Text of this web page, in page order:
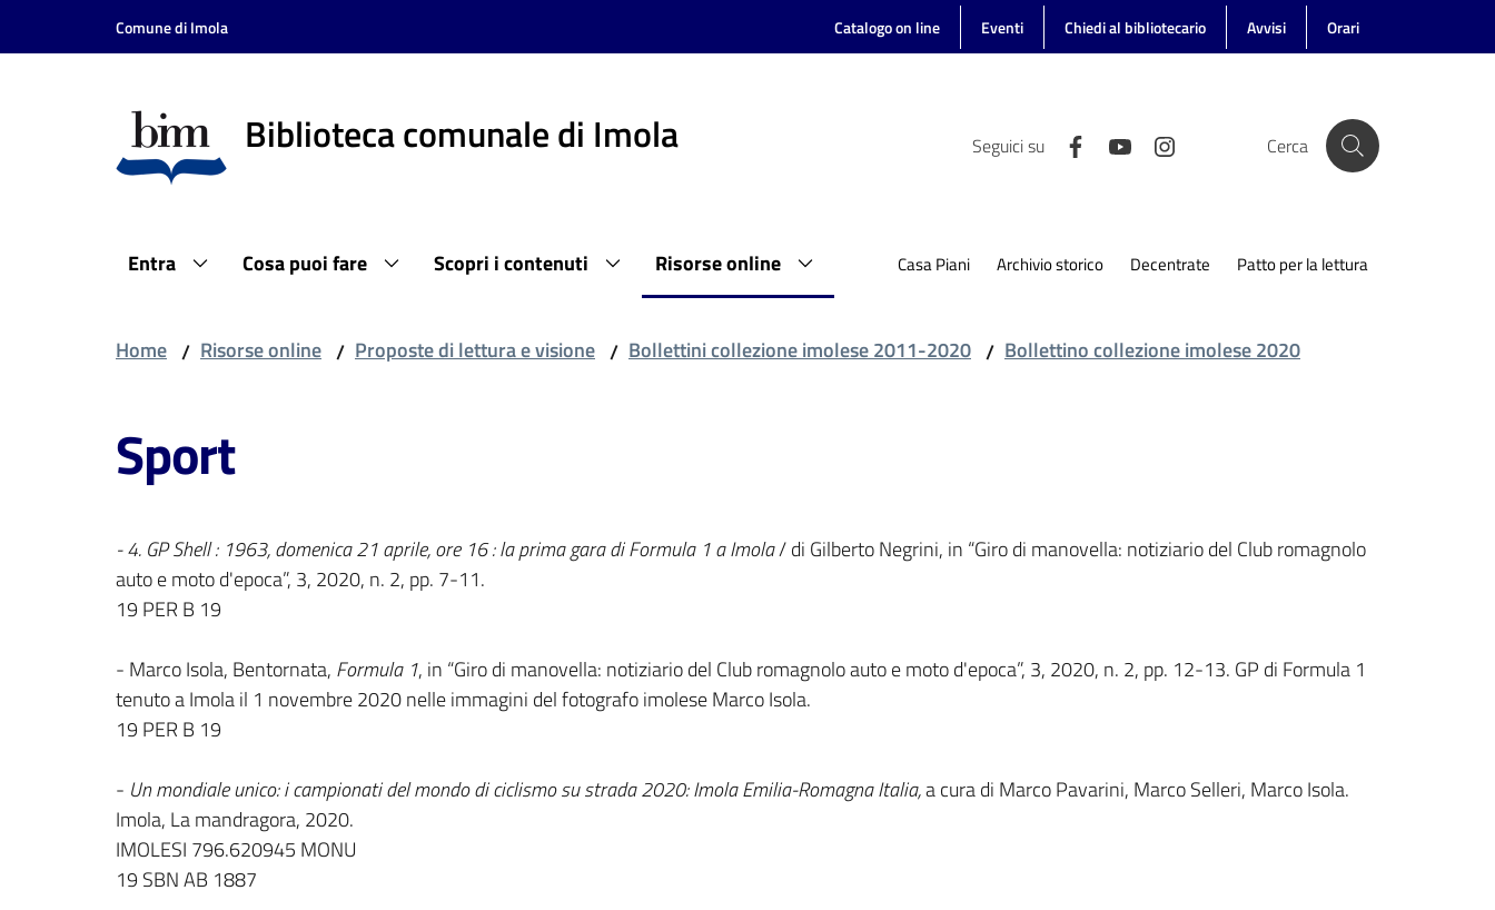
Vai al contenuto
Vai alla navigazione
Comune di Imola Catalogo on line Eventi Chiedi al bibliotecario Avvisi Orari
Biblioteca comunale di Imola Seguici su Cerca
Entra Cosa puoi fare Scopri i contenuti Risorse online Casa Piani Archivio storico Decentrate Patto per la lettura
Home / Risorse online / Proposte di lettura e visione / Bollettini collezione imolese 2011-2020 / Bollettino collezione imolese 2020
Sport
- 4. GP Shell : 1963, domenica 21 aprile, ore 16 : la prima gara di Formula 1 a Imola/ di Gilberto Negrini, in “Giro di manovella: notiziario del Club romagnolo
auto e moto d'epoca”, 3, 2020, n. 2, pp. 7-11.
19 PER B 19
- Marco Isola, Bentornata, Formula 1, in “Giro di manovella: notiziario del Club romagnolo auto e moto d'epoca”, 3, 2020, n. 2, pp. 12-13. GP di Formula 1
tenuto a Imola il 1 novembre 2020 nelle immagini del fotografo imolese Marco Isola.
19 PER B 19
- Un mondiale unico: i campionati del mondo di ciclismo su strada 2020: Imola Emilia-Romagna Italia,a cura di Marco Pavarini, Marco Selleri, Marco Isola.
Imola, La mandragora, 2020.
IMOLESI 796.620945 MONU
19 SBN AB 1887